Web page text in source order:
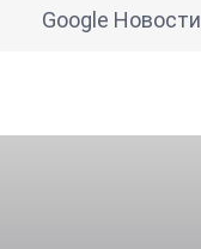
Google Новости